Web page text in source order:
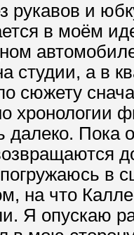
рукавов и
в моём
студии, а в
сюжету
хронологии
далеко. Пока
в
на что
Я опускаю